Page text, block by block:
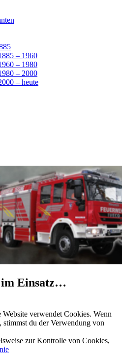
– 1960
– 1980
– 2000
– heute
Einsatz…
verwendet Cookies. Wenn
du der Verwendung von
zur Kontrolle von Cookies,